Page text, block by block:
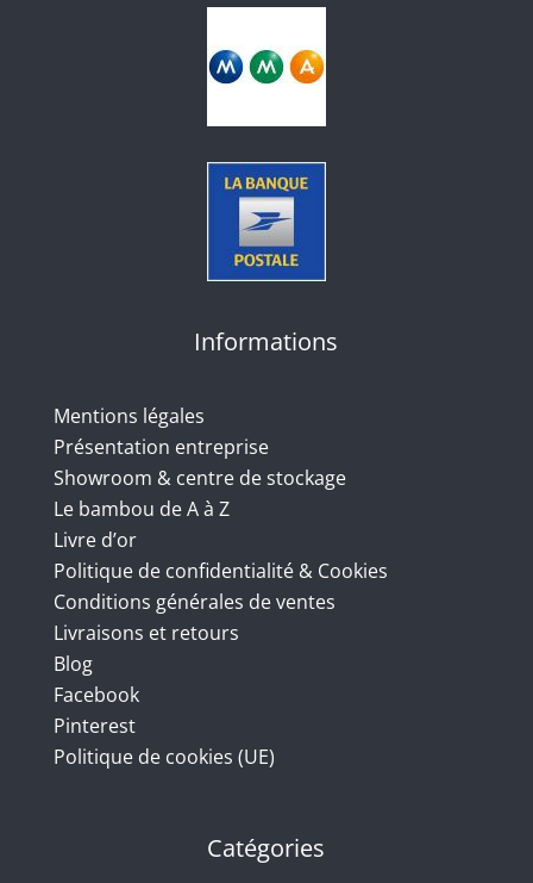
Informations
Mentions légales
Présentation entreprise
Showroom & centre de stockage
Le bambou de A à Z
Livre d’or
Politique de confidentialité & Cookies
Conditions générales de ventes
Livraisons et retours
Blog
Facebook
Pinterest
Politique de cookies (UE)
Catégories